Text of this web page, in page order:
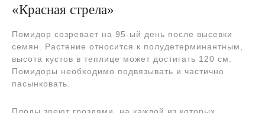
«Красная стрела»
Помидор созревает на 95-ый день после высевки
семян. Растение относится к полудетерминантным,
высота кустов в теплице может достигать 120 см.
Помидоры необходимо подвязывать и частично
пасынковать.